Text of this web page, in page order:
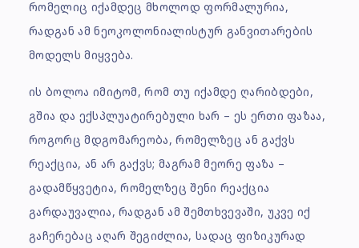
რომელიც იქამდეც მხოლოდ ფორმალურია,
რადგან ამ ნეოკოლონიალისტურ განვითარების
მოდელს მიყვება.
ის ბოლოა იმიტომ, რომ თუ იქამდე ღარიბდები,
გშია და ექსპლუატირებული ხარ – ეს ერთი ფაზაა,
როგორც მდგომარეობა, რომელზეც ან გაქვს
რეაქცია, ან არ გაქვს; მაგრამ მეორე ფაზა –
გადამწყვეტია, რომელზეც შენი რეაქცია
გარდაუვალია, რადგან ამ შემთხვევაში, უკვე იქ
გაჩერებაც აღარ შეგიძლია, სადაც ფიზიკურად